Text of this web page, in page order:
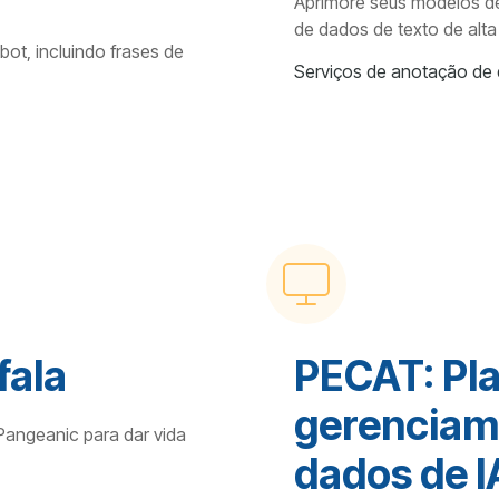
incluindo frases de
de dados de texto de
Serviços de anotação de
para dar vida
PECAT:
dados de